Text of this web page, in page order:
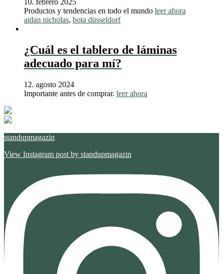
Productos y tendencias en todo el mundo leer ahora
aidan nicholas, bota düsseldorf
¿Cuál es el tablero de láminas
adecuado para mí?
12. agosto 2024
Importante antes de comprar. leer ahora
standupmagazin
View Instagram post by standupmagazin